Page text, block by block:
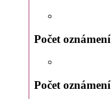
Počet oznámení
Počet oznámení